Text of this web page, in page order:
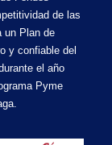
de las
un Plan de
y confiable del
el año
Pyme